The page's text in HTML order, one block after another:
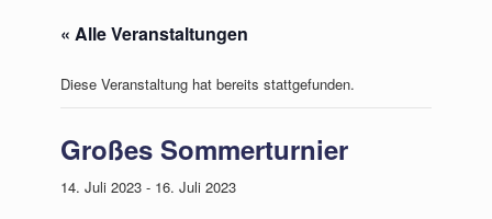
« Alle Veranstaltungen
Diese Veranstaltung hat bereits stattgefunden.
Großes Sommerturnier
14. Juli 2023 - 16. Juli 2023